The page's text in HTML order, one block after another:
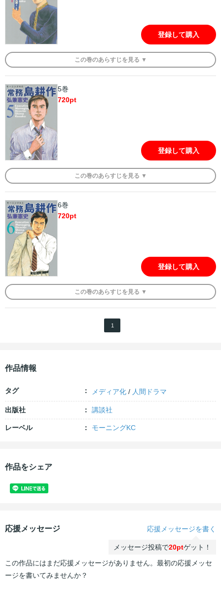
登録して購入
この巻のあらすじを 見る ▼
5巻
720pt
登録して購入
この巻のあらすじを 見る ▼
6巻
720pt
登録して購入
この巻のあらすじを 見る ▼
1
作品情報
タグ メディア化 / 人間ドラマ
出版社 講談社
レーベル モーニングKC
作品をシェア
応援メッセージ 応援メッセージを書く
メッセージ投稿で20ptゲット！
この作品にはまだ応援メッセージがありません。最初の応援メッセ
ージを書いてみませんか？